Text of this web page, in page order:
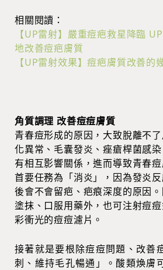
相關閱讀：
【UP雷射】嚴重痘疤救星降臨
地改善痘疤膚質
【UP雷射效果】痘疤膚質改善的
角質調理 改善痘痘膚質
青春痘形成的原因，大致脫離不
化異常、毛囊發炎、痤瘡桿菌感
有相互影響關係，進而導致青春
首要任務為「消炎」，因為發炎
後會不會留疤、疤痕深度的原因
塗抹、口服用藥外，也可注射痘
彩衝光的痘痘濾片。
接著就是要根除痘痘問題、改善
刺、維持毛孔暢通」。酸類煥膚